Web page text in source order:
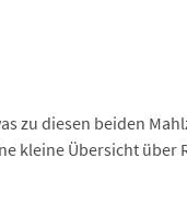
zu diesen beiden
kleine Übersicht über